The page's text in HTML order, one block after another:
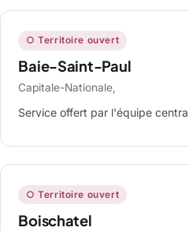
○ Territoire ouvert
Baie-Saint-Paul
Capitale-Nationale,
Service offert par l'équipe
○ Territoire ouvert
Boischatel